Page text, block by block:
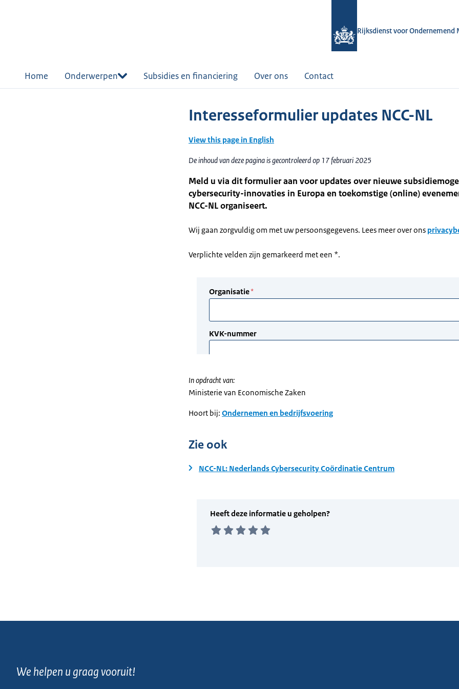
Rijksdienst voor Ondernemend
Home Onderwerpen Subsidies en financiering Over ons Contact
Interesseformulier updates NCC-NL
View this page in English
De inhoud van deze pagina is gecontroleerd op 17 februari 2025
Meld u via dit formulier aan voor updates over nieuwe
cybersecurity-innovaties in Europa en toekomstige (online)
NCC-NL organiseert.
Wij gaan zorgvuldig om met uw persoonsgegevens. Lees meer over ons
Verplichte velden zijn gemarkeerd met een *.
In opdracht van:
Ministerie van Economische Zaken
Hoort bij: Ondernemen en bedrijfsvoering
Zie ook
NCC-NL: Nederlands Cybersecurity Coördinatie Centrum
We helpen u graag vooruit!